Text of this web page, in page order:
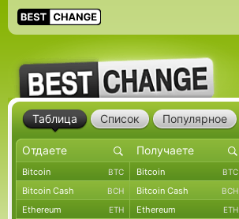
Таблица Список Популярное
Bitcoin BTC Bitcoin BTC
Bitcoin Cash BCH Bitcoin Cash BCH
Ethereum ETH Ethereum ETH